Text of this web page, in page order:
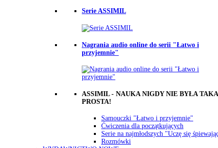
Serie ASSIMIL
Nagrania audio online do serii "Łatwo i
przyjemnie"
ASSIMIL - NAUKA NIGDY NIE BYŁA TAKA
PROSTA!
Samouczki "Łatwo i przyjemnie"
Ćwiczenia dla początkujących
Serie na najmłodszych "Uczę się
Rozmówki